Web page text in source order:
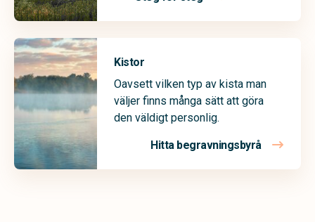
Kistor
Oavsett vilken typ av kista man
väljer finns många sätt att göra
den väldigt personlig.
Hitta begravningsbyrå